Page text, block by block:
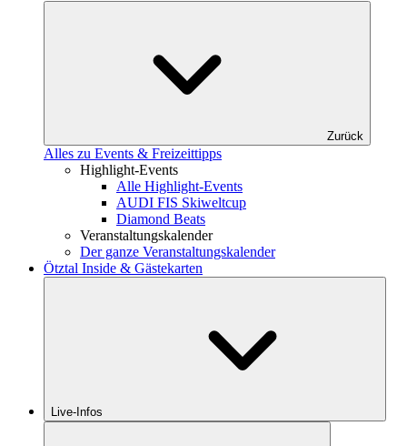
Zurück
Alles zu Events & Freizeittipps
Highlight-Events
Alle Highlight-Events
AUDI FIS Skiweltcup
Diamond Beats
Veranstaltungskalender
Der ganze Veranstaltungskalender
Ötztal Inside & Gästekarten
Live-Infos